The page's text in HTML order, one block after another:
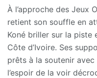
À l’approche des Jeux
retient son souffle en
Koné briller sur la piste
Côte d’Ivoire. Ses
prêts à la soutenir
l’espoir de la voir